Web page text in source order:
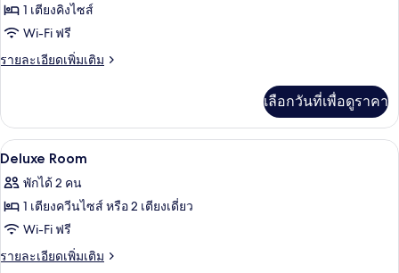
จู
เนียร์
ดับเบิล,
1 เตียงคิงไซส์
Wi-Fi ฟรี
รายละเอียดเพิ่มเติม
ราย
เกี่ยว
กับ
ห้อง
เนียร์
ดับเบิล,
เลือกวันที่เพื่อดูราคา
เปิด
ภาพถ่าย
ทั้งหมด
ของ
Deluxe
เครื่องนอนป้องกันสารก่อภูมิแพ้, ผ้านว
9
Deluxe Room
พักได้ 2 คน
1 เตียงควีนไซส์ หรือ 2 เตียงเดี่ยว
Wi-Fi ฟรี
รายละเอียดเพิ่มเติม
ราย